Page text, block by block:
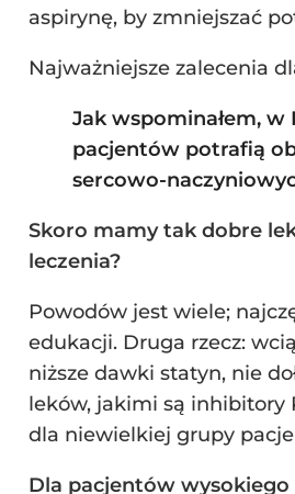
aspirynę, by zmniejszać
Najważniejsze zalecenia
Jak wspominałem,
pacjentów potrafią
sercowo-
Skoro mamy tak dobre
leczenia?
Powodów jest wiele;
edukacji. Druga rzecz:
niższe dawki statyn, nie
leków, jakimi są inhibitory
dla niewielkiej grupy
Dla pacjentów wysokiego